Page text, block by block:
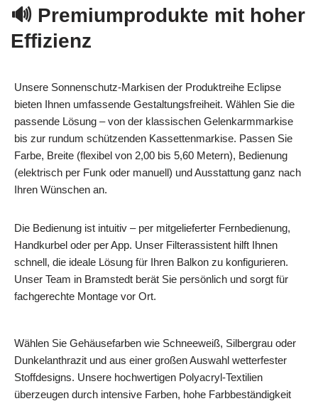
🔊 Premiumprodukte mit hoher
Effizienz
Unsere Sonnenschutz‑Markisen der Produktreihe Eclipse
bieten Ihnen umfassende Gestaltungsfreiheit. Wählen Sie die
passende Lösung – von der klassischen Gelenkarmmarkise
bis zur rundum schützenden Kassettenmarkise. Passen Sie
Farbe, Breite (flexibel von 2,00 bis 5,60 Metern), Bedienung
(elektrisch per Funk oder manuell) und Ausstattung ganz nach
Ihren Wünschen an.
Die Bedienung ist intuitiv – per mitgelieferter Fernbedienung,
Handkurbel oder per App. Unser Filterassistent hilft Ihnen
schnell, die ideale Lösung für Ihren Balkon zu konfigurieren.
Unser Team in Bramstedt berät Sie persönlich und sorgt für
fachgerechte Montage vor Ort.
Wählen Sie Gehäusefarben wie Schneeweiß, Silbergrau oder
Dunkelanthrazit und aus einer großen Auswahl wetterfester
Stoffdesigns. Unsere hochwertigen Polyacryl‑Textilien
überzeugen durch intensive Farben, hohe Farbbeständigkeit